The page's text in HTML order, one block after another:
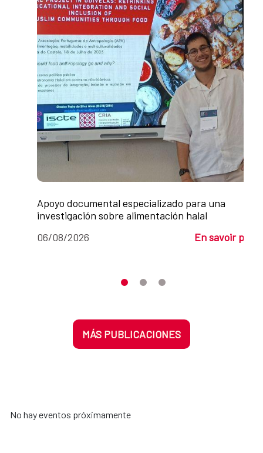
Apoyo documental especializado para una
investigación sobre alimentación halal
06/08/2026
En savoir plus
Desplaza el carrusel hasta su
Desplaza el carrusel hasta su
Desplaza el carrusel
MÁS PUBLICACIONES
No hay eventos próximamente